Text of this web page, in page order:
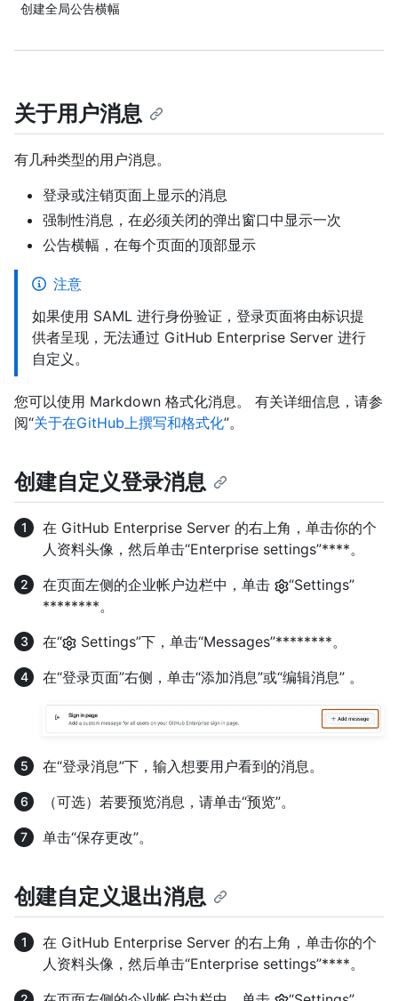
创建全局公告横幅
关于用户消息
有几种类型的用户消息。
登录或注销页面上显示的消息
强制性消息，在必须关闭的弹出窗口中显示一次
公告横幅，在每个页面的顶部显示
注意
如果使用 SAML 进行身份验证，登录页面将由标识提
供者呈现，无法通过 GitHub Enterprise Server 进行
自定义。
您可以使用 Markdown 格式化消息。 有关详细信息，请参
阅“关于在GitHub上撰写和格式化”。
创建自定义登录消息
在 GitHub Enterprise Server 的右上角，单击你的个
人资料头像，然后单击“Enterprise settings”****。
在页面左侧的企业帐户边栏中，单击
“Settings”
********。
在“
Settings”下，单击“Messages”********。
在“登录页面”右侧，单击“添加消息”或“编辑消息” 。
在“登录消息”下，输入想要用户看到的消息。
（可选）若要预览消息，请单击“预览”。
单击“保存更改”。
创建自定义退出消息
在 GitHub Enterprise Server 的右上角，单击你的个
人资料头像，然后单击“Enterprise settings”****。